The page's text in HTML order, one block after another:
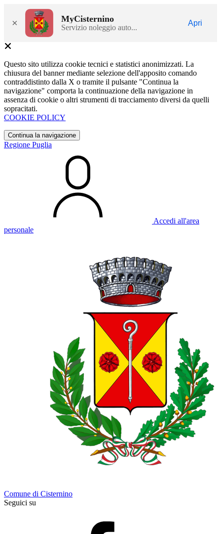
× MyCisternino
Servizio noleggio auto...
Apri
Questo sito utilizza cookie tecnici e statistici anonimizzati. La
chiusura del banner mediante selezione dell'apposito comando
contraddistinto dalla X o tramite il pulsante "Continua la
navigazione" comporta la continuazione della navigazione in
assenza di cookie o altri strumenti di tracciamento diversi da quelli
sopracitati.
COOKIE POLICY
Continua la navigazione
Regione Puglia
Accedi all'area
personale
Comune di Cisternino
Seguici su